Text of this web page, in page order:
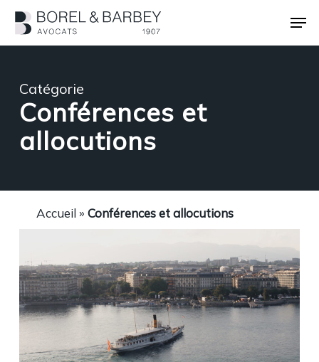
Catégorie
Conférences et
allocutions
Accueil» Conférences et allocutions